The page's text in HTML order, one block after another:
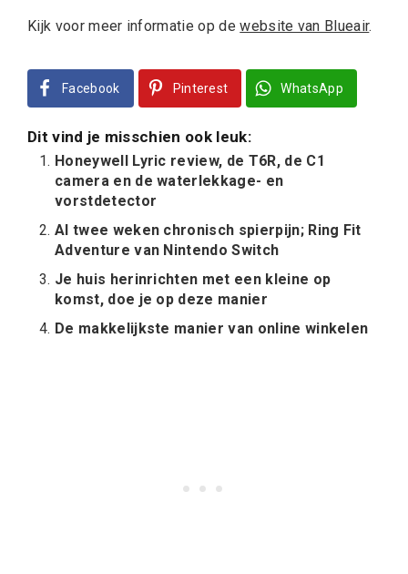
Kijk voor meer informatie op dewebsite van Blueair.
Facebook Pinterest WhatsApp
Dit vind je misschien ook leuk:
Honeywell Lyric review, de T6R, de C1
camera en de waterlekkage- en
vorstdetector
Al twee weken chronisch spierpijn; Ring Fit
Adventure van Nintendo Switch
Je huis herinrichten met een kleine op
komst, doe je op deze manier
De makkelijkste manier van online winkelen